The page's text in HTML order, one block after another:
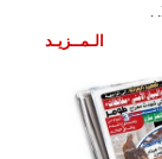
الـمــزيـد